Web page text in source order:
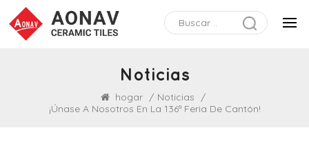
Noticias
hogar / Noticias
/
¡Únase A Nosotros En La 136ª Feria De Cantón!